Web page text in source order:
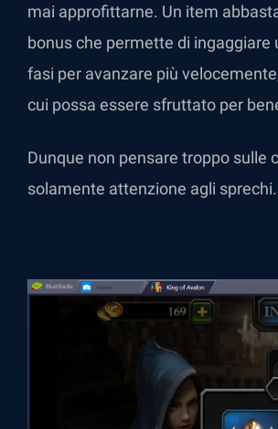
mai approfittarne. Un item
bonus che permette di
fasi per avanzare più
cui possa essere sfruttato per
Dunque non pensare troppo sulle
solamente attenzione agli sprechi.